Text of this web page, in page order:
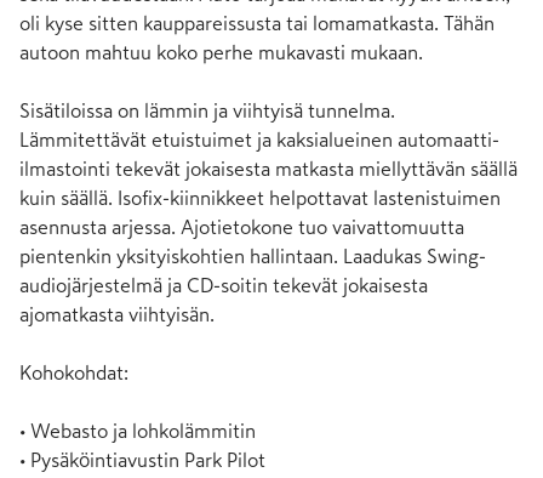
oli kyse sitten kauppareissusta tai lomamatkasta. Tähän
autoon mahtuu koko perhe mukavasti mukaan.
Sisätiloissa on lämmin ja viihtyisä tunnelma.
Lämmitettävät etuistuimet ja kaksialueinen automaatti-
ilmastointi tekevät jokaisesta matkasta miellyttävän säällä
kuin säällä. Isofix-kiinnikkeet helpottavat lastenistuimen
asennusta arjessa. Ajotietokone tuo vaivattomuutta
pientenkin yksityiskohtien hallintaan. Laadukas Swing-
audiojärjestelmä ja CD-soitin tekevät jokaisesta
ajomatkasta viihtyisän.
Kohokohdat:
• Webasto ja lohkolämmitin
• Pysäköintiavustin Park Pilot